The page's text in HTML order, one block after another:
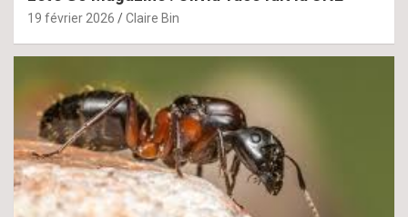
19 février 2026 Claire Bin